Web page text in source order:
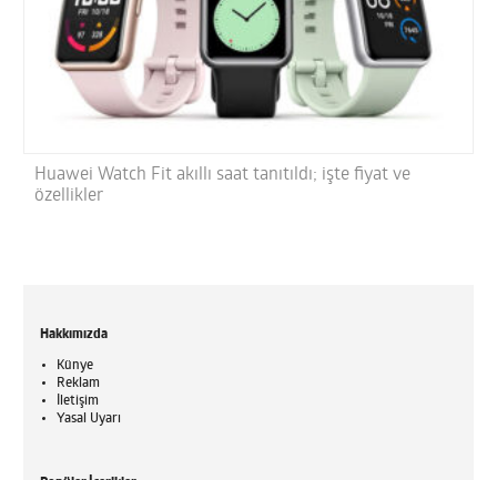
Huawei Watch Fit akıllı saat tanıtıldı; işte fiyat ve
özellikler
Hakkımızda
Künye
Reklam
İletişim
Yasal Uyarı